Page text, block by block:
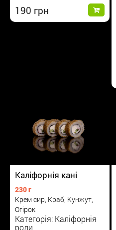
190
Каліфорнія кані
230 г
Крем сир, Краб, Кунжут,
Огірок
Категорія: Каліфорнія
роли